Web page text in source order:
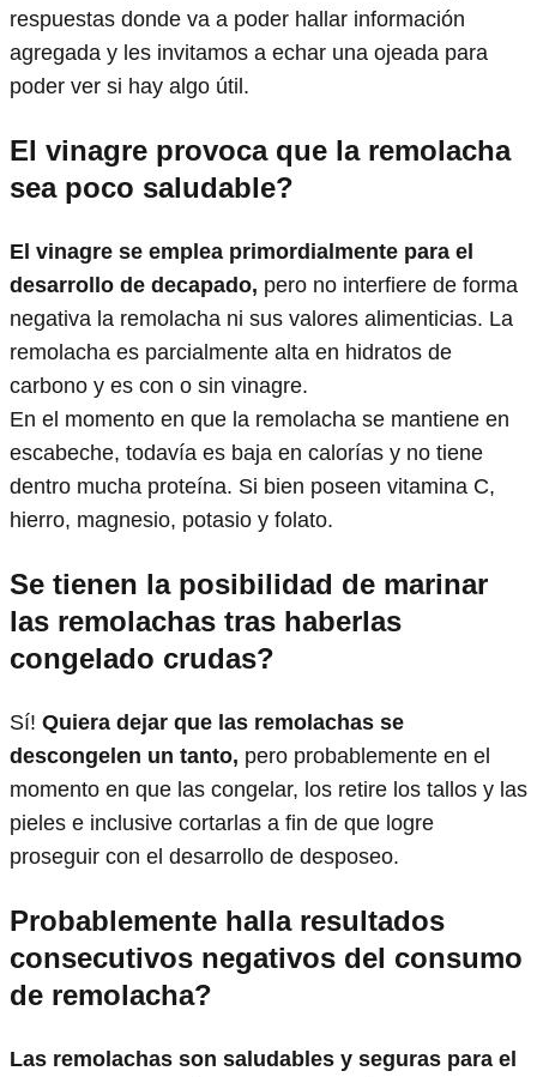
respuestas donde va a poder hallar información
agregada y les invitamos a echar una ojeada para
poder ver si hay algo útil.
El vinagre provoca que la remolacha
sea poco saludable?
El vinagre se emplea primordialmente para el
desarrollo de decapado, pero no interfiere de forma
negativa la remolacha ni sus valores alimenticias. La
remolacha es parcialmente alta en hidratos de
carbono y es con o sin vinagre.
En el momento en que la remolacha se mantiene en
escabeche, todavía es baja en calorías y no tiene
dentro mucha proteína. Si bien poseen vitamina C,
hierro, magnesio, potasio y folato.
Se tienen la posibilidad de marinar
las remolachas tras haberlas
congelado crudas?
Sí! Quiera dejar que las remolachas se
descongelen un tanto, pero probablemente en el
momento en que las congelar, los retire los tallos y las
pieles e inclusive cortarlas a fin de que logre
proseguir con el desarrollo de desposeo.
Probablemente halla resultados
consecutivos negativos del consumo
de remolacha?
Las remolachas son saludables y seguras para el